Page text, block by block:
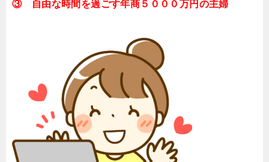
③ 自由な時間を過ごす年商５０００万円の主婦